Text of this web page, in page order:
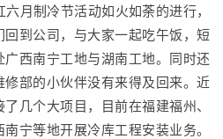
月制冷节活动如火如荼的进行，
到公司，与大家一起吃午饭，短
西南宁工地与湖南工地。同时还
部的小伙伴没有来得及回来。近
几个大项目，目前在福建福州、
宁等地开展冷库工程安装业务。